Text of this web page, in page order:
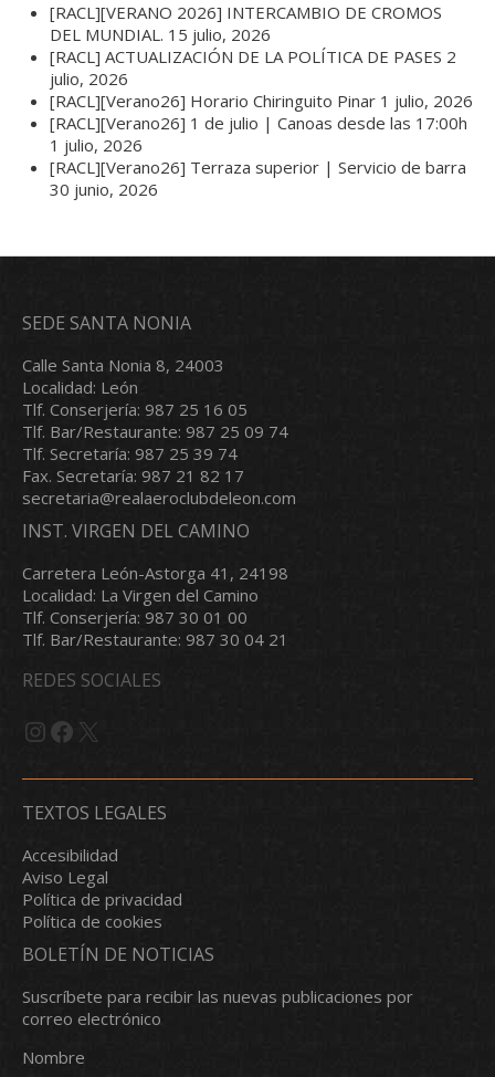
[RACL][VERANO 2026] INTERCAMBIO DE CROMOS
DEL MUNDIAL. 15 julio, 2026
[RACL] ACTUALIZACIÓN DE LA POLÍTICA DE PASES 2
julio, 2026
[RACL][Verano26] Horario Chiringuito Pinar 1 julio, 2026
[RACL][Verano26] 1 de julio | Canoas desde las 17:00h
1 julio, 2026
[RACL][Verano26] Terraza superior | Servicio de barra
30 junio, 2026
SEDE SANTA NONIA
Calle Santa Nonia 8, 24003
Localidad: León
Tlf. Conserjería: 987 25 16 05
Tlf. Bar/Restaurante: 987 25 09 74
Tlf. Secretaría: 987 25 39 74
Fax. Secretaría: 987 21 82 17
secretaria@realaeroclubdeleon.com
INST. VIRGEN DEL CAMINO
Carretera León-Astorga 41, 24198
Localidad: La Virgen del Camino
Tlf. Conserjería: 987 30 01 00
Tlf. Bar/Restaurante: 987 30 04 21
REDES SOCIALES
Instagram
Facebook
X
TEXTOS LEGALES
Accesibilidad
Aviso Legal
Política de privacidad
Política de cookies
BOLETÍN DE NOTICIAS
Suscríbete para recibir las nuevas publicaciones por
correo electrónico
Nombre